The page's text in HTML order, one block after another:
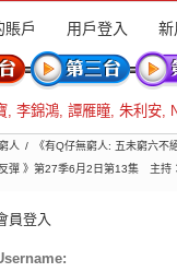
賬戶 用戶登入 新
, 李錦鴻, 譚雁瞳, 朱利安,
人
《有Q仔無窮人: 五未窮六不
彈 》第27季6月2日第13集 主持
員登入